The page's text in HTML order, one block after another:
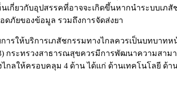
กี่ยวกับอุปสรรคที่อาจจะเกิดขึ้นหากนำระบบเภ
ดภัยของข้อมูล รวมถึงการจัดส่งยา
รให้บริการเภสัชกรรมทางไกลควรเป็นบทบาท
ระทรวงสาธารณสุขควรมีการพัฒนาความสาม
กลให้ครอบคลุม 4 ด้าน ได้แก่ ด้านเทคโนโลยี